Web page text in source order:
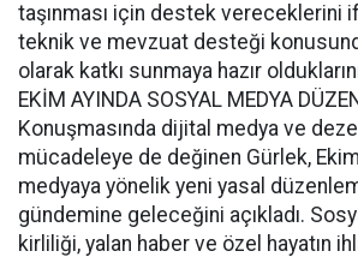
taşınması için destek vereceklerini
teknik ve mevzuat desteği
olarak katkı sunmaya hazır
EKİM AYINDA SOSYAL MEDYA
Konuşmasında dijital medya ve
mücadeleye de değinen Gürlek,
medyaya yönelik yeni yasal
gündemine geleceğini açıkladı.
kirliliği, yalan haber ve özel hayatın